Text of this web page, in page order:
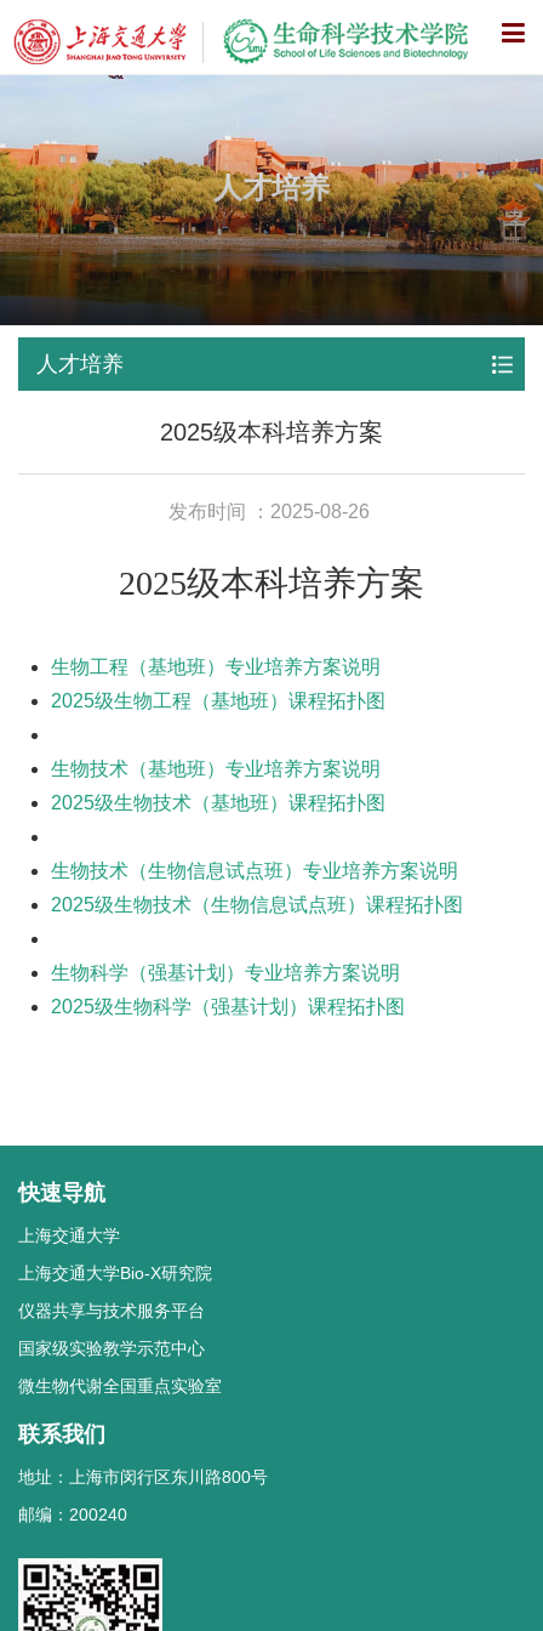
X
人才培养
人才培养
2025级本科培养方案
发布时间 ：2025-08-26
2025级本科培养方案
生物工程（基地班）专业培养方案说明
2025级生物工程（基地班）课程拓扑图
生物技术（基地班）专业培养方案说明
2025级生物技术（基地班）课程拓扑图
生物技术（生物信息试点班）专业培养方案说明
2025级生物技术（生物信息试点班）课程拓扑图
生物科学（强基计划）专业培养方案说明
2025级生物科学（强基计划）课程拓扑图
快速导航
上海交通大学
上海交通大学Bio-X研究院
仪器共享与技术服务平台
国家级实验教学示范中心
微生物代谢全国重点实验室
联系我们
地址：上海市闵行区东川路800号
邮编：200240